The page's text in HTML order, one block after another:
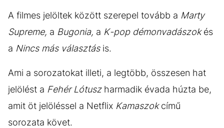
A filmes jelöltek között szerepel tovább a Marty
Supreme, a Bugonia, a K-pop démonvadászokés
a Nincs más választásis.
Ami a sorozatokat illeti, a legtöbb, összesen hat
jelölést a Fehér Lótuszharmadik évada húzta be,
amit öt jelöléssel a Netflix Kamaszokcímű
sorozata követ.